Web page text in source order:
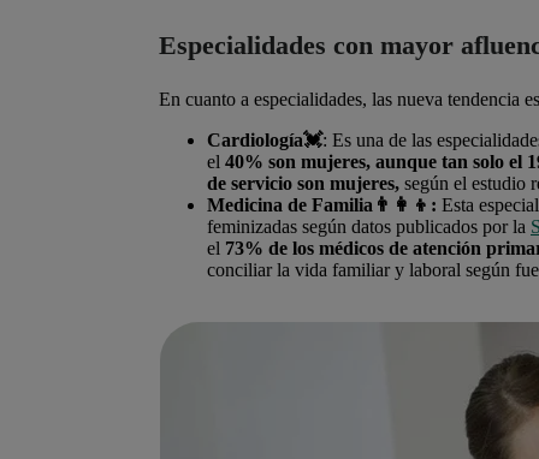
Especialidades con mayor
En cuanto a especialidades, las nueva tendencia
Cardiología💓: Es una de las
el 40% son mujeres, aunque tan solo el
de servicio son mujeres, según el estudio
Medicina de Familia👨‍👩‍👦: Esta
feminizadas según datos publicados por la
el 73% de los médicos de atención
conciliar la vida familiar y laboral según